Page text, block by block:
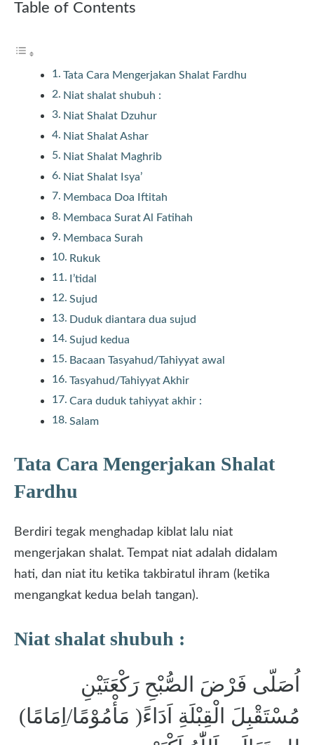
Table of Contents
Tata Cara Mengerjakan Shalat Fardhu
Niat shalat shubuh :
Niat Shalat Dzuhur
Niat Shalat Ashar
Niat Shalat Maghrib
Niat Shalat Isya’
Membaca Doa Iftitah
Membaca Surat Al Fatihah
Membaca Surah
Rukuk
I’tidal
Sujud
Duduk diantara dua sujud
Sujud kedua
Bacaan Tasyahud/Tahiyyat awal
Tasyahud/Tahiyyat Akhir
Cara duduk tahiyyat akhir :
Salam
Tata Cara Mengerjakan Shalat
Fardhu
Berdiri tegak menghadap kiblat lalu niat
mengerjakan shalat. Tempat niat adalah didalam
hati, dan niat itu ketika takbiratul ihram (ketika
mengangkat kedua belah tangan).
Niat shalat shubuh :
اُصَلّى فَرْضَ الصُّبْحِ رَكْعَتَيْنِ
مُسْتَقْبِلَ الْقِبْلَةِ اَدَاءً( مَأْمُوْمًا/اِمَامًا)